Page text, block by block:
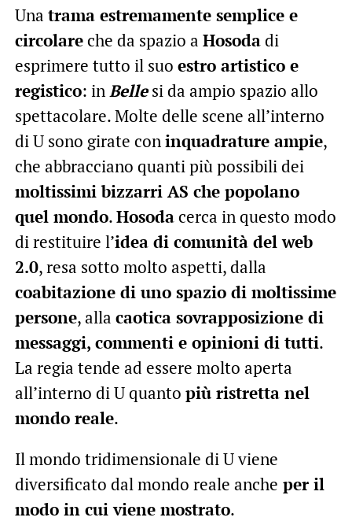
Una trama estremamente semplice e
circolareche da spazio a Hosodadi
esprimere tutto il suo estro artistico e
registico: inBelle si da ampio spazio allo
spettacolare. Molte delle scene all’interno
di U sono girate coninquadrature ampie,
che abbracciano quanti più possibili dei
moltissimi bizzarri AS che popolano
quel mondo.Hosodacerca in questo modo
di restituire l’idea di comunità del web
2.0, resa sotto molto aspetti, dalla
coabitazione di uno spazio di moltissime
persone, alla caotica sovrapposizione di
messaggi, commenti e opinioni di tutti.
La regia tende ad essere molto aperta
all’interno di U quanto più ristretta nel
mondo reale.
Il mondo tridimensionale di U viene
diversificato dal mondo reale anche per il
modo in cui viene mostrato.